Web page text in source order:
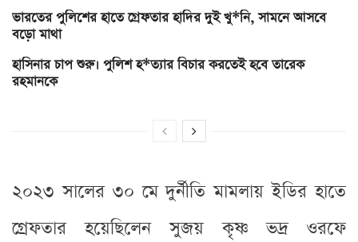
ভারতের পুলিশের হাতে গ্রেফতার হাদির দুই খু*নি, সামনে আসবে
বড়ো মাথা
হাসিনার চাপ শুরু। পুলিশ হ*ত্যার বিচার করতেই হবে তারেক
রহমানকে
২০২৩ সালের ৩০ মে দুর্নীতি মামলায় ইডির হাতে
গ্রেফতার হয়েছিলেন সুজয় কৃষ্ণ ভদ্র ওরফে